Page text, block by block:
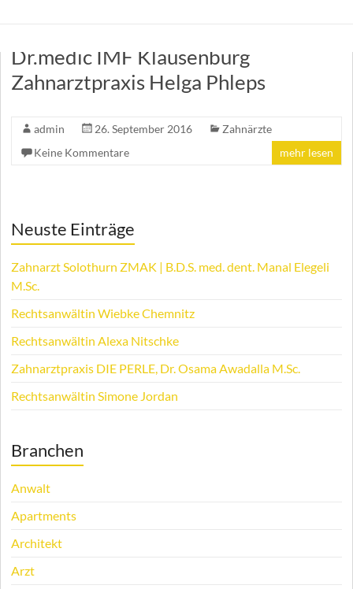
Dr.medic IMF Klausenburg
Zahnarztpraxis Helga Phleps
admin 26. September 2016
Zahnärzte
Keine Kommentare
mehr lesen
Neuste Einträge
Zahnarzt Solothurn ZMAK | B.D.S. med. dent. Manal Elegeli
M.Sc.
Rechtsanwältin Wiebke Chemnitz
Rechtsanwältin Alexa Nitschke
Zahnarztpraxis DIE PERLE, Dr. Osama Awadalla M.Sc.
Rechtsanwältin Simone Jordan
Branchen
Anwalt
Apartments
Architekt
Arzt